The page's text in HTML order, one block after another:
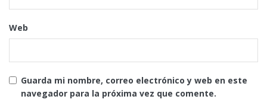
Web
Guarda mi nombre, correo electrónico y web en este
navegador para la próxima vez que comente.